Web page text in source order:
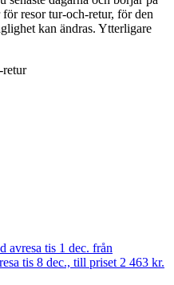
resor tur-och-retur, för den
kan ändras. Ytterligare
retur
avresa tis 1 dec. från
tis 8 dec., till priset 2 463 kr.